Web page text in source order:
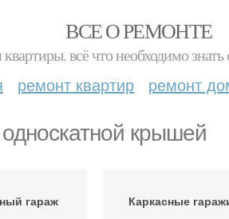
ВСЕ О РЕМОНТЕ
всё что необходимо
ремонт квартир ремонт
крышей
гараж Каркасные